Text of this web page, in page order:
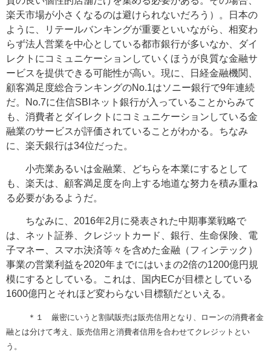
楽天市場が小さくなるのは避けられないだろう）。日本の
ように、リテールバンキングが重要といいながら、相変わ
らず法人営業を中心としている都市銀行が多いなか、ダイ
レクトにコミュニケーションしていくほうが良質な金融サ
ービスを提供できる可能性が高い。現に、日経金融機関、
顧客満足度総合ランキングのNo.1はソニー銀行で9年連続
だ。No.7に住信SBIネット銀行が入っていることからみて
も、消費者とダイレクトにコミュニケーションしている金
融業のサービスが評価されていることがわかる。ちなみ
に、楽天銀行は34位だった。
小売業あるいは金融業、どちらを本業にするとして
も、楽天は、顧客満足度を向上する地道な努力を積み重ね
る必要があるようだ。
ちなみに、2016年2月に発表された中期事業戦略で
は、ネット証券、クレジットカード、銀行、生命保険、電
子マネー、スマホ決済等々を含めた金融（フィンテック）
事業の営業利益を2020年までにはいまの2倍の1200億円規
模にするとしている。これは、国内ECが目標としている
1600億円とそれほど変わらない目標額だといえる。
＊１ 厳密にいうと割賦販売は販売信用となり、ローンの消費者金
融とは分けて考え、販売信用と消費者信用を合わせてクレジットとい
う。